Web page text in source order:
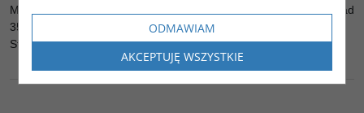
Maszyna ma założone nowe gąsienice rolki itd. (rachunki na ponad
35 tys zl netto )
Stan techniczny bardzo dobry. Maszyna w pełni sprawna.
ODMAWIAM
AKCEPTUJĘ WSZYSTKIE